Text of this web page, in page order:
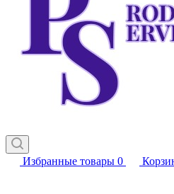
Избранные товары 0